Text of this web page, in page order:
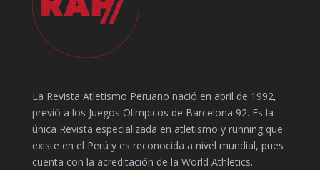
La Revista Atletismo Peruano nació en abril de 1992,
previó a los Juegos Olímpicos de Barcelona 92. Es la
única Revista especializada en atletismo y running que
existe en el Perú y es reconocida a nivel mundial, pues
cuenta con la acreditación de la World Athletics.